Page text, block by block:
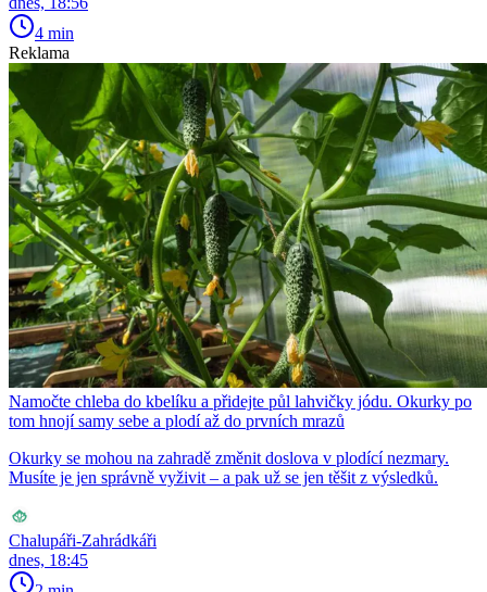
4 min
Reklama
Namočte chleba do kbelíku a přidejte půl lahvičky jódu. Okurky po
tom hnojí samy sebe a plodí až do prvních mrazů
Okurky se mohou na zahradě změnit doslova v plodící nezmary.
Musíte je jen správně vyživit – a pak už se jen těšit z výsledků.
Chalupáři-Zahrádkáři
dnes, 18:45